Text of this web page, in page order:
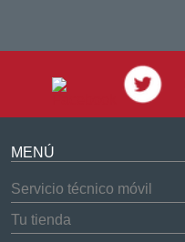
MENÚ
Servicio técnico móvil
Tu tienda